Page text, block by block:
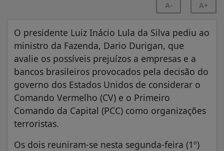
A- A+
O presidente Luiz Inácio Lula da Silva pediu ao
ministro da Fazenda, Dario Durigan, que
avalie os possíveis prejuízos a empresas e a
bancos brasileiros provocados pela decisão do
governo dos Estados Unidos de considerar o
Comando Vermelho (CV) e o Primeiro
Comando da Capital (PCC) como organizações
terroristas.
Os dois reuniram-se nesta segunda-feira (1º)